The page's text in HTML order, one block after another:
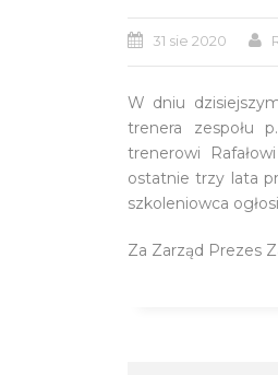
31 sie 2020
W dniu
trenera zespołu
trenerowi
ostatnie trzy lata
szkoleniowca
Za Zarząd Prezes